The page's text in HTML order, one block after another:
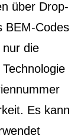
über Drop-
BEM-Codes
die
Es kann